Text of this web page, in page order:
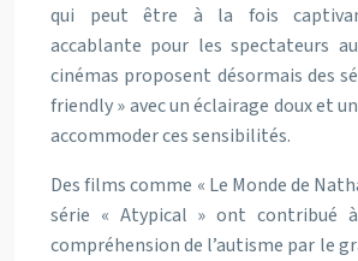
qui peut être à la fois
accablante pour les spectateurs
cinémas proposent désormais des
friendly » avec un éclairage doux et
accommoder ces sensibilités.
Des films comme « Le Monde de
série « Atypical » ont contribué
compréhension de l’autisme par le